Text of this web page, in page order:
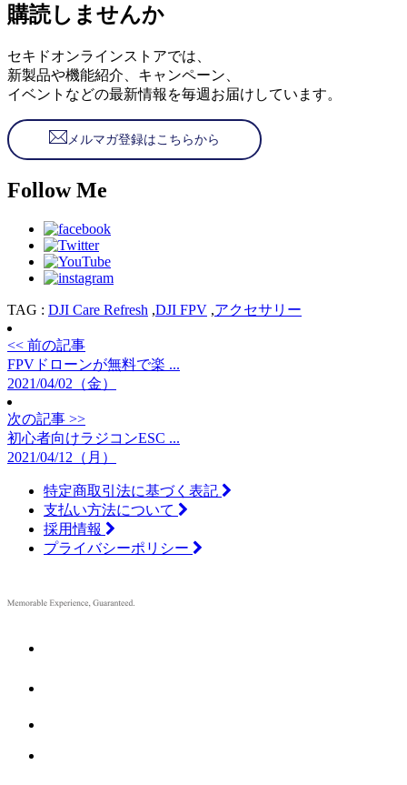
購読しませんか
セキドオンラインストアでは、
新製品や機能紹介、キャンペーン、
イベントなどの最新情報を毎週お届けしています。
メルマガ登録はこちらから
Follow Me
TAG : DJI Care Refresh ,DJI FPV ,アクセサリー
<< 前の記事
FPVドローンが無料で楽 ...
2021/04/02（金）
次の記事 >>
初心者向けラジコンESC ...
2021/04/12（月）
特定商取引法に基づく表記
支払い方法について
採用情報
プライバシーポリシー